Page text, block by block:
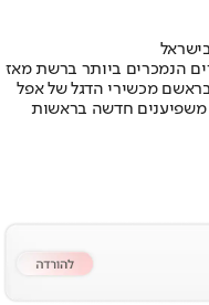
הנמכרים ביותר ברשת מאז
מכשירי הדגל של אפל
משפיענים חדשה בראשות